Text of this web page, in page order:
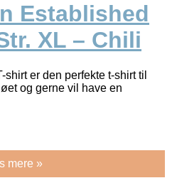
Established
XL – Chili
er den perfekte t-shirt til
og gerne vil have en
mere »